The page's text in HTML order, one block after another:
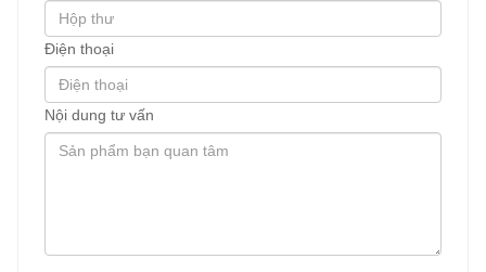
Điện thoại
Nội dung tư vấn